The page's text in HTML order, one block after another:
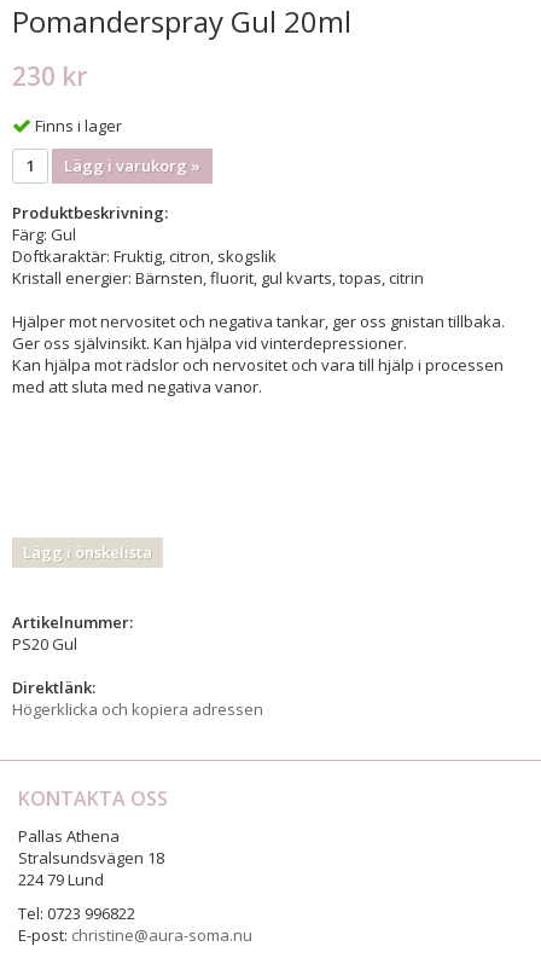
Pomanderspray Gul 20ml
230 kr
Finns i lager
Lägg i varukorg »
Produktbeskrivning:
Färg: Gul
Doftkaraktär: Fruktig, citron, skogslik
Kristall energier: Bärnsten, fluorit, gul kvarts, topas, citrin
Hjälper mot nervositet och negativa tankar, ger oss gnistan tillbaka.
Ger oss självinsikt. Kan hjälpa vid vinterdepressioner.
Kan hjälpa mot rädslor och nervositet och vara till hjälp i processen
med att sluta med negativa vanor.
Lägg i önskelista
Artikelnummer:
PS20 Gul
Direktlänk:
Högerklicka och kopiera adressen
KONTAKTA OSS
Pallas Athena
Stralsundsvägen 18
224 79 Lund
Tel: 0723 996822
E-post: christine@aura-soma.nu